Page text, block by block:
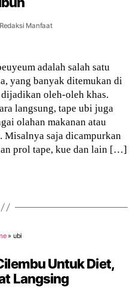
Manfaat
adalah salah satu
yang banyak ditemukan di
oleh-oleh khas.
langsung, tape ubi juga
olahan makanan atau
Misalnya saja dicampurkan
prol tape, kue dan lain […]
» ubi
Untuk Diet,
Langsing